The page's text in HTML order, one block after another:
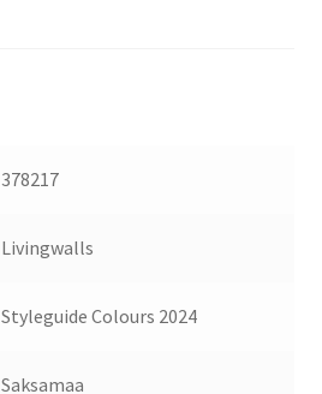
378217
Livingwalls
Styleguide Colours 2024
Saksamaa